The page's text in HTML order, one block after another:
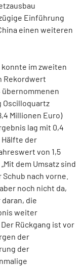
Einführung
einen weiteren
konnte im zweiten
Rekordwert
übernommenen
Oscilloquartz
Millionen Euro)
lag mit 0,4
Hälfte der
von 1,5
dem Umsatz sind
nach vorne.
noch nicht da,
die
weiter
Rückgang ist vor
der
der